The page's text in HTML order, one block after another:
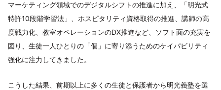
マーケティング領域でのデジタルシフトの推進に加え、「明光式
特許10段階学習法」、ホスピタリティ資格取得の推進、講師の高
度戦力化、教室オペレーションのDX推進など、ソフト面の充実を
図り、生徒一人ひとりの「個」に寄り添うためのケイパビリティ
強化に注力してきました。
こうした結果、前期以上に多くの生徒と保護者から明光義塾を選